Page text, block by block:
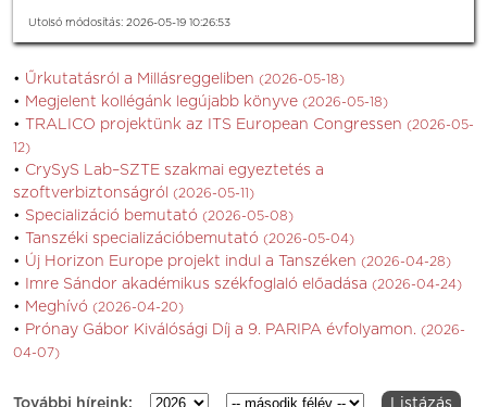
Utolsó módosítás: 2026-05-19 10:26:53
Űrkutatásról a Millásreggeliben (2026-05-18)
Megjelent kollégánk legújabb könyve (2026-05-18)
TRALICO projektünk az ITS European Congressen (2026-05-
12)
CrySyS Lab–SZTE szakmai egyeztetés a
szoftverbiztonságról
(2026-05-11)
Specializáció bemutató (2026-05-08)
Tanszéki specializációbemutató (2026-05-04)
Új Horizon Europe projekt indul a Tanszéken (2026-04-28)
Imre Sándor akadémikus székfoglaló előadása (2026-04-24)
Meghívó (2026-04-20)
Prónay Gábor Kiválósági Díj a 9. PARIPA évfolyamon. (2026-
04-07)
További híreink: